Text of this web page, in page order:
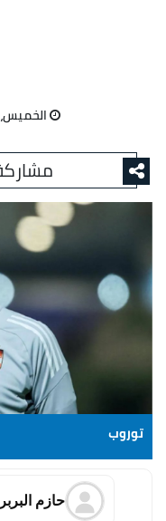
الخميس، 04 يونيو 2026
توروب
حازم